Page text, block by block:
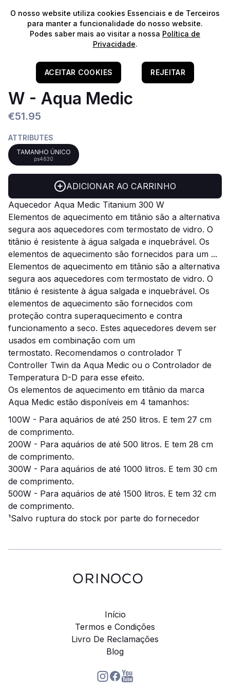
⭐️ Envios Gratuitos para encomendas acima de 60€!*⭐️
Equipamento E CO2/Termostatos
Aquecedor Titanium 300
W - Aqua Medic
€51.95
ATTRIBUTES
TAMANHO ÚNICO
ps4630
ADICIONAR AO CARRINHO
Aquecedor Aqua Medic Titanium 300 W
Elementos de aquecimento em titânio são a alternativa
segura aos aquecedores com termostato de vidro. O
titânio é resistente à água salgada e inquebrável. Os
elementos de aquecimento são fornecidos para um ...
Elementos de aquecimento em titânio são a alternativa
segura aos aquecedores com termostato de vidro. O
titânio é resistente à água salgada e inquebrável. Os
elementos de aquecimento são fornecidos com
proteção contra superaquecimento e contra
funcionamento a seco. Estes aquecedores devem ser
usados ​​em combinação com um
termostato. Recomendamos o controlador T
Controller Twin da Aqua Medic ou o Controlador de
Temperatura D-D para esse efeito.
Os elementos de aquecimento em titânio da marca
Aqua Medic estão disponíveis em 4 tamanhos:
100W - Para aquários de até 250 litros. E tem 27 cm
de comprimento.
200W - Para aquários de até 500 litros. E tem 28 cm
de comprimento.
300W - Para aquários de até 1000 litros. E tem 30 cm
de comprimento.
500W - Para aquários de até 1500 litros. E tem 32 cm
de comprimento.
¹Salvo ruptura do stock por parte do fornecedor
Início
Termos e Condições
Livro De Reclamações
Blog
O nosso website utiliza cookies Essenciais e de Terceiros
para manter a funcionalidade do nosso website.
Podes saber mais ao visitar a nossa Política de
Privacidade.
ACEITAR COOKIES REJEITAR